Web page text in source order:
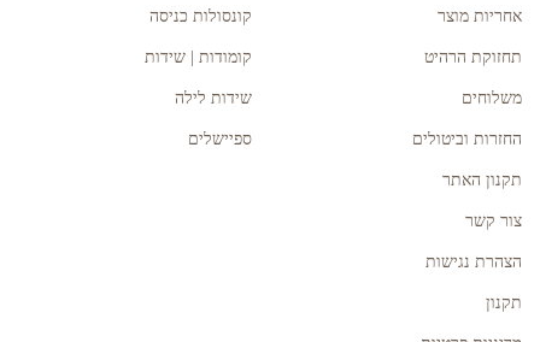
אחריות מוצר
תחזוקת הרהיט
משלוחים
החזרות וביטולים
תקנון האתר
צור קשר
הצהרת נגישות
תקנון
קונסולות כניסה
קומודות | שידות
שידות לילה
ספיישלים